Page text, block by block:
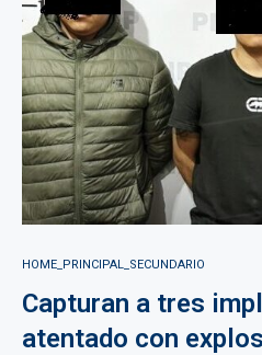
HOME_PRINCIPAL_SECUNDARIO
Capturan a tres
atentado con